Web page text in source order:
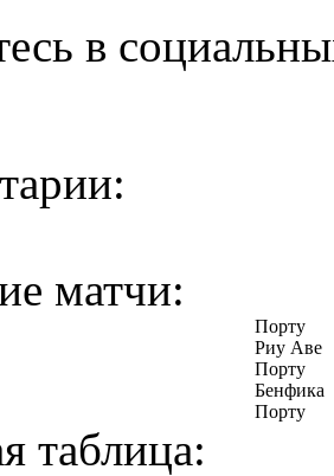
в
матчи:
Порту
Риу Аве
Порту
Бенфика
Порту
таблица: